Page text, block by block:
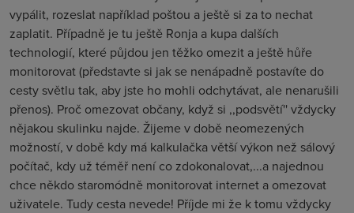
vypálit, rozeslat například poštou a ještě si za to nechat
zaplatit. Případně je tu ještě Ronja a kupa dalších
technologií, které půjdou jen těžko omezit a ještě hůře
monitorovat (představte si jak se nenápadně postavíte do
cesty světlu tak, aby jste ho mohli odchytávat, ale nenarušili
přenos). Proč omezovat občany, když si ,,podsvětí'' vždycky
nějakou skulinku najde. Žijeme v době neomezených
možností, v době kdy má kalkulačka větší výkon než sálový
počítač, kdy už téměř není co zdokonalovat,...a najednou
chce někdo staromódně monitorovat internet a omezovat
uživatele. Tudy cesta nevede! Příjde mi že k tomu vždycky